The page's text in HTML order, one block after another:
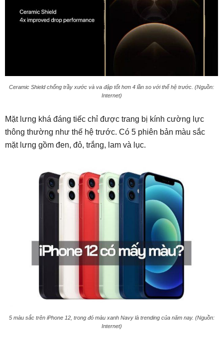
Ceramic Shield chống trầy xước và va đập tốt hơn 4 lần so với thế hệ trước. (Nguồn:
Internet)
Mặt lưng khá đáng tiếc chỉ được trang bị kính cường lực
thông thường như thế hệ trước. Có 5 phiên bản màu sắc
mặt lưng gồm đen, đỏ, trắng, lam và lục.
5 màu sắc trên iPhone 12, trong đó màu xanh Navy là trending của năm nay. (Nguồn:
Internet)